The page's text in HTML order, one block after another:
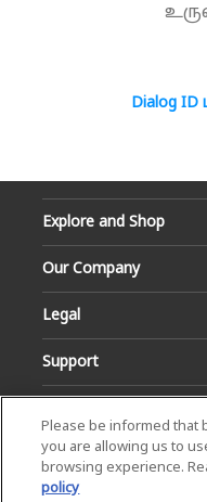
Dialog
Explore and Shop
Our Company
Legal
Support
Please be informed that
you are allowing us to
browsing experience.
policy